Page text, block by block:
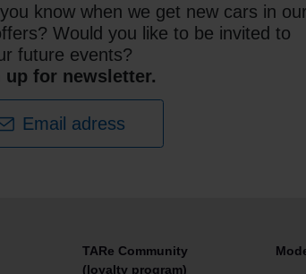
know when we get new cars in our
Would you like to be invited to
future events?
up for newsletter.
Email adress
TARe Community
(loyalty program)